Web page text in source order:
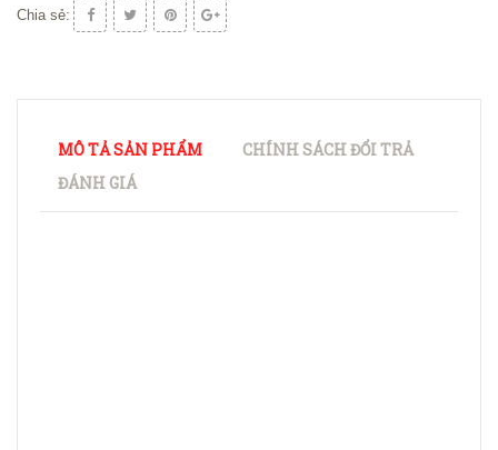
Chia sẻ:
MÔ TẢ SẢN PHẨM
CHÍNH SÁCH ĐỔI TRẢ
ĐÁNH GIÁ